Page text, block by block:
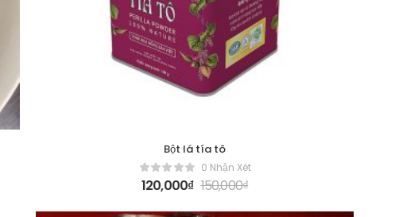
Bột lá tía tô
0 Nhận Xét
120,000₫ 150,000₫